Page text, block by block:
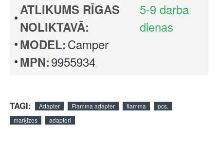
ATLIKUMS RĪGAS
NOLIKTAVĀ:
5-9 darba
dienas
MODEL:Camper
MPN:9955934
TAGI: Adapter Fiamma adapter fiamma
pcs.
marķīzes
adapteri